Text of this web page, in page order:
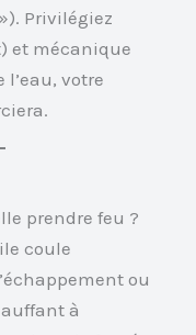
Privilégiez
et mécanique
votre
prendre feu ?
coule
ou
à